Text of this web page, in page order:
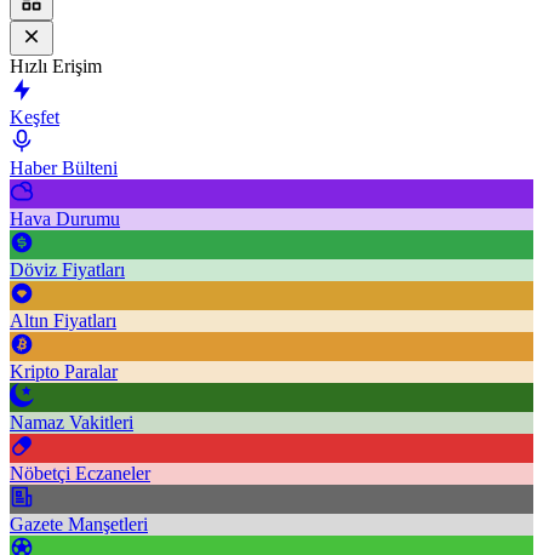
Hızlı Erişim
Keşfet
Haber Bülteni
Hava Durumu
Döviz Fiyatları
Altın Fiyatları
Kripto Paralar
Namaz Vakitleri
Nöbetçi Eczaneler
Gazete Manşetleri